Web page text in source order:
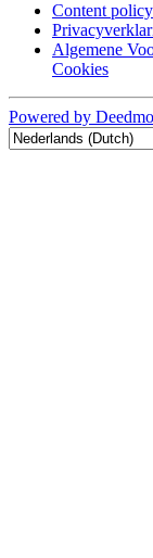
Content policy
Algemene
Cookies
Powered by